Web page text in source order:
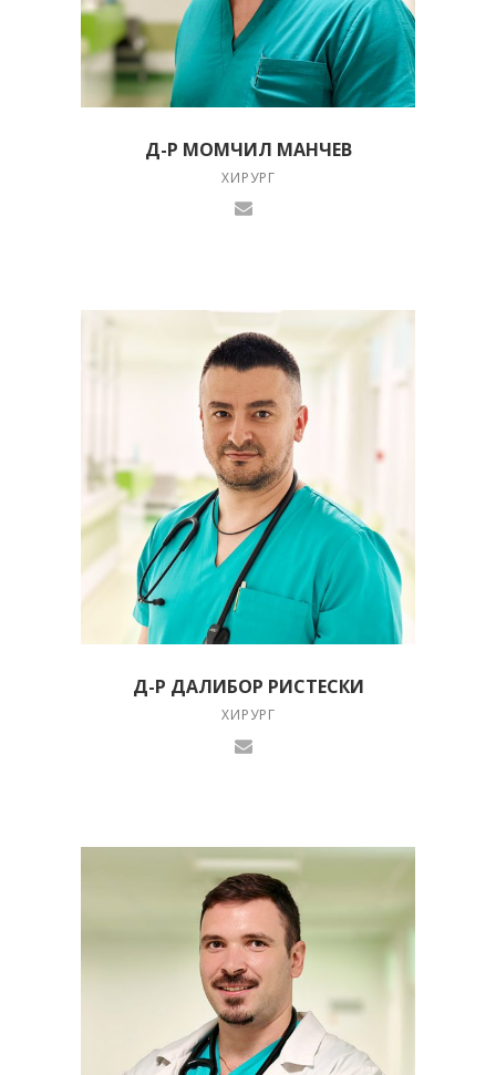
Д-Р МОМЧИЛ МАНЧЕВ
ХИРУРГ
Д-Р ДАЛИБОР РИСТЕСКИ
ХИРУРГ